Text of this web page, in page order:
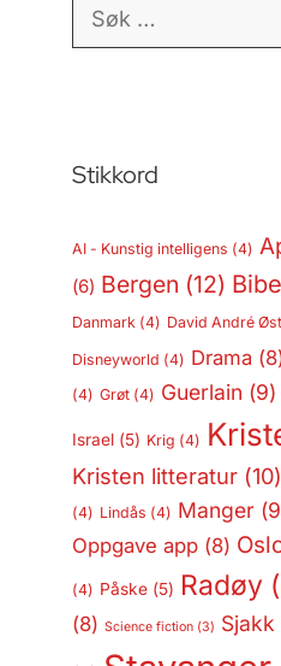
Stikkord
AI - Kunstig intelligens (4)
(6) Bergen (12)
Danmark(4) David André
Disneyworld (4) Drama
(4) Grøt(4) Guerlain (9)
Israel(5) Krig (4)
Kristen litteratur(10)
(4) Lindås (4) Manger
Oppgave app(8)
(4) Påske(5) Radøy
(8) Science fiction(3) Sjakk